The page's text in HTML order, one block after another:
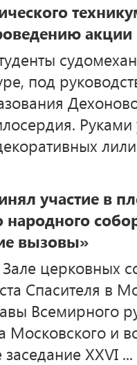
под
Руками
участие в
народного
вызовы»
церковных
Спасителя в
Всемирного
Московского и
XXVI ...